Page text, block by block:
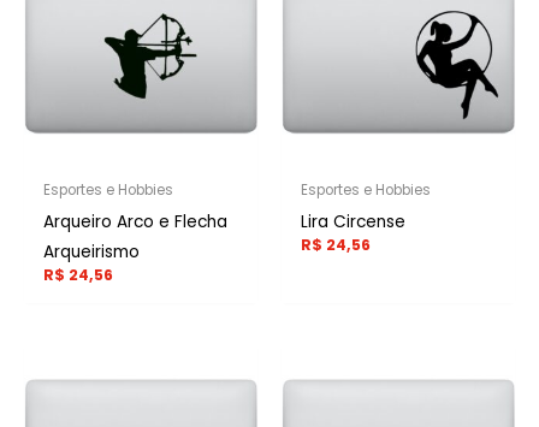
Esportes e Hobbies
Arqueiro Arco e Flecha
Arqueirismo
R$ 24,56
Esportes e Hobbies
Lira Circense
R$ 24,56